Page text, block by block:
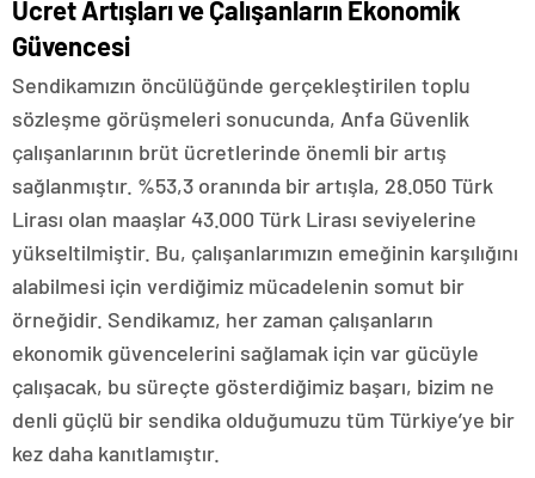
Ücret Artışları ve Çalışanların Ekonomik
Güvencesi
Sendikamızın öncülüğünde gerçekleştirilen toplu
sözleşme görüşmeleri sonucunda, Anfa Güvenlik
çalışanlarının brüt ücretlerinde önemli bir artış
sağlanmıştır. %53,3 oranında bir artışla, 28.050 Türk
Lirası olan maaşlar 43.000 Türk Lirası seviyelerine
yükseltilmiştir. Bu, çalışanlarımızın emeğinin karşılığını
alabilmesi için verdiğimiz mücadelenin somut bir
örneğidir. Sendikamız, her zaman çalışanların
ekonomik güvencelerini sağlamak için var gücüyle
çalışacak, bu süreçte gösterdiğimiz başarı, bizim ne
denli güçlü bir sendika olduğumuzu tüm Türkiye’ye bir
kez daha kanıtlamıştır.